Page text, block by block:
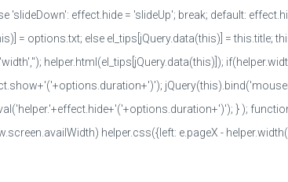
'slideDown': effect.hide = 'slideUp'; break; default:
= options.txt; else el_tips[jQuery.data(this)] = this.title;
helper.html(el_tips[jQuery.data(this)]);
} );
helper.css({left: e.pageX -